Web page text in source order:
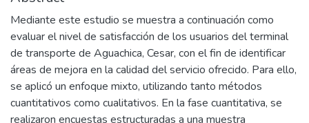
Mediante este estudio se muestra a continuación como
evaluar el nivel de satisfacción de los usuarios del terminal
de transporte de Aguachica, Cesar, con el fin de identificar
áreas de mejora en la calidad del servicio ofrecido. Para ello,
se aplicó un enfoque mixto, utilizando tanto métodos
cuantitativos como cualitativos. En la fase cuantitativa, se
realizaron encuestas estructuradas a una muestra